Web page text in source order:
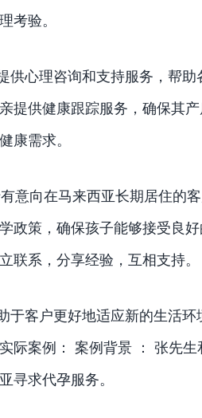
考验。
供心理咨询和支持服务，帮
提供健康跟踪服务，确保其
康需求。
意向在马来西亚长期居住的
政策，确保孩子能够接受良
联系，分享经验，互相支持。
于客户更好地适应新的生活
际案例： 案例背景 ： 张先
寻求代孕服务。